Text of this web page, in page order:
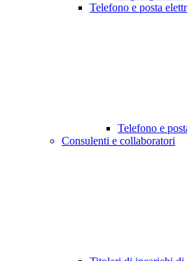
Telefono e posta
Telefono e
Consulenti e collaboratori